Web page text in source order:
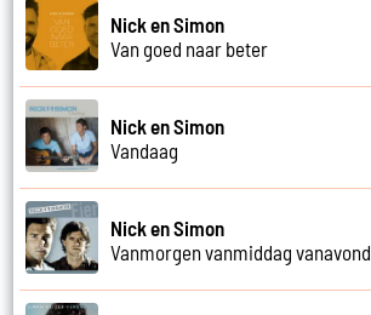
Nick en Simon
Van goed naar beter
Nick en Simon
Vandaag
Nick en Simon
Vanmorgen vanmiddag vanavond